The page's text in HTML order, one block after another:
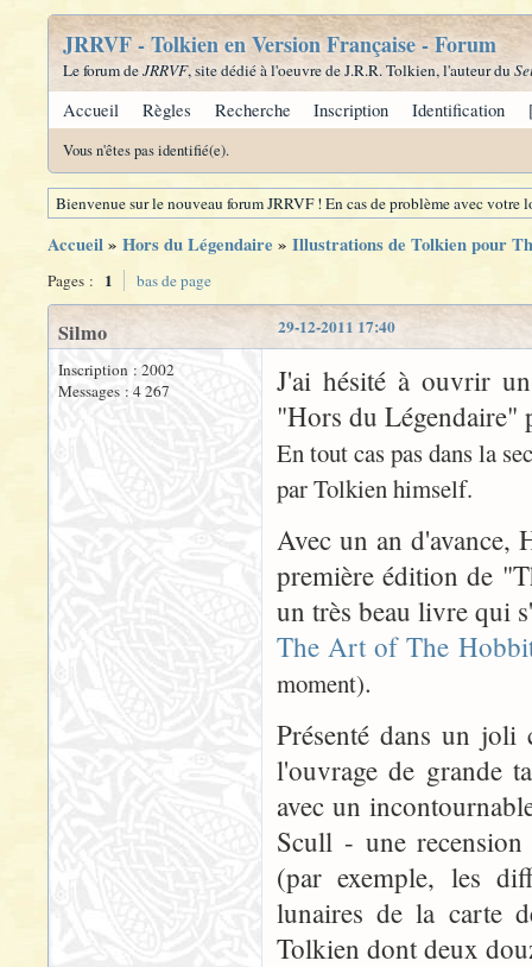
JRRVF - Tolkien en Version Française - Forum
Le forum deJRRVF, site dédié à l'oeuvre de J.R.R. Tolkien, l'auteur du
Accueil Règles Recherche Inscription Identification
Vous n'êtes pas identifié(e).
Bienvenue sur le nouveau forum JRRVF ! En cas de problème avec
Accueil» Hors du Légendaire » Illustrations de Tolkien pour
Pages : 1 bas de page
29-12-2011 17:40
Silmo
Inscription : 2002
Messages : 4 267
J'ai hésité à ouvrir
"Hors du Légendaire"
En tout cas pas dans la
par Tolkien himself.
Avec un an d'avance,
première édition de
un très beau livre qui
The Art of The
moment).
Présenté dans un joli
l'ouvrage de grande
avec un
Scull - une
(par exemple, les
lunaires de la carte
Tolkien dont deux